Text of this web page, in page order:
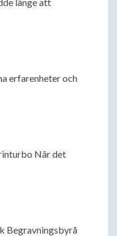
erfarenheter och
När det
Begravningsbyrå